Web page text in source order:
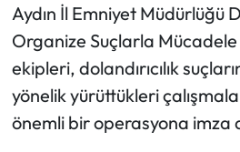
Aydın İl Emniyet Müdürlüğü
Organize Suçlarla
ekipleri, dolandırıcılık
yönelik yürüttükleri
önemli bir operasyona imza